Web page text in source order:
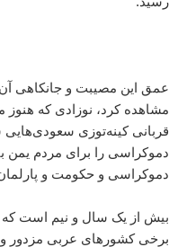
عمق این مصیبت و جانکاهی
مشاهده کرد، نوزادی که هنوز
قربانی کینه‌‌توزی
دموکراسی را برای مردم یمن
دموکراسی و حکومت و
بیش از یک سال و نیم است که
برخی کشورهای عربی مزدور و